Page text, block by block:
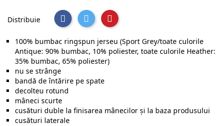
Distribuie
100% bumbac ringspun jerseu (Sport Grey/toate culorile
Antique: 90% bumbac, 10% poliester, toate culorile Heather:
35% bumbac, 65% poliester)
nu se strânge
bandă de întărire pe spate
decolteu rotund
mâneci scurte
cusături duble la finisarea mânecilor şi la baza produsului
cusături laterale